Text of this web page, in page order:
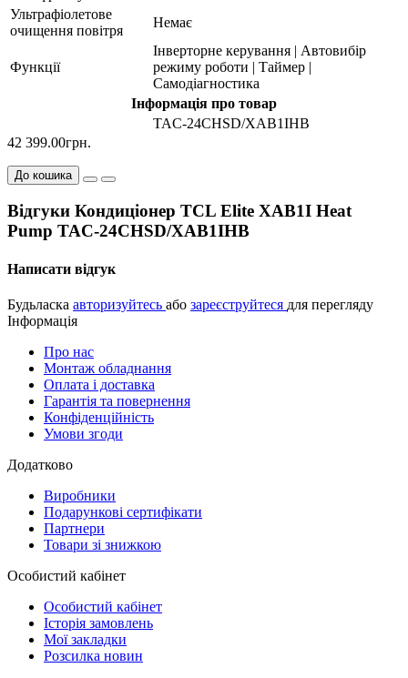
Ультрафіолетове
очищення повітря
Немає
Функції
Інверторне керування | Автовибір
режиму роботи | Таймер |
Самодіагностика
Інформація про товар
TAC-24CHSD/XAB1IHB
42 399.00грн.
До кошика
Відгуки Кондиціонер TCL Elite XAB1I Heat
Pump TAC-24CHSD/XAB1IHB
Написати відгук
Будьласка авторизуйтесь або зареєструйтеся для перегляду
Інформація
Про нас
Монтаж обладнання
Оплата і доставка
Гарантія та повернення
Конфіденційність
Умови згоди
Додатково
Виробники
Подарункові сертифікати
Партнери
Товари зі знижкою
Особистий кабінет
Особистий кабінет
Історія замовлень
Мої закладки
Розсилка новин